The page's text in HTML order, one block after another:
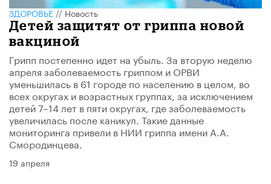
ЗДОРОВЬЕ//Новость
Детей защитят от гриппа новой
вакциной
Грипп постепенно идет на убыль. За вторую неделю
апреля заболеваемость гриппом и ОРВИ
уменьшилась в 61 городе по населению в целом, во
всех округах и возрастных группах, за исключением
детей 7–14 лет в пяти округах, где заболеваемость
увеличилась после каникул. Такие данные
мониторинга привели в НИИ гриппа имени А.А.
Смородинцева.
19 апреля